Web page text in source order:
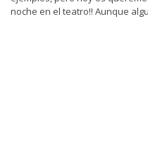
noche en el teatro!! Aunque